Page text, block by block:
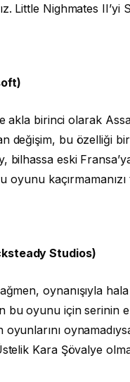
Little Nighmates II’yi
akla birinci olarak
değişim, bu özelliği
bilhassa eski
oyunu
Studios)
oynanışıyla
bu oyunu için serinin
Kara Şövalye